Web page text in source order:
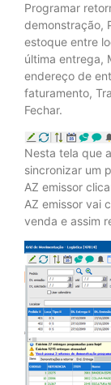
Programar
demonstração,
estoque entre
última entrega,
endereço de
faturamento,
Fechar.
Nesta tela que
sincronizar um
AZ emissor
AZ emissor vai
venda e assim